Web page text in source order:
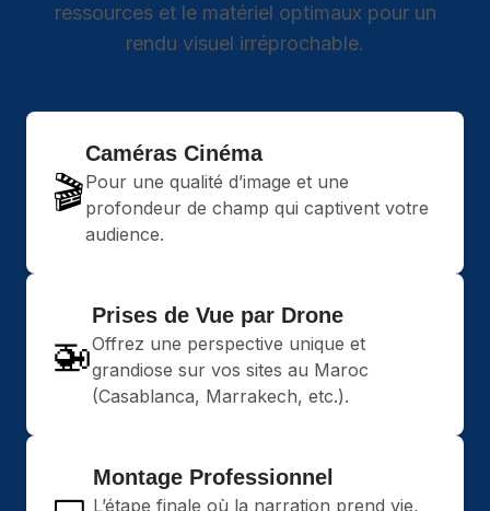
ressources et le matériel optimaux pour un
rendu visuel irréprochable.
🎬
Caméras Cinéma
Pour une qualité d’image et une
profondeur de champ qui captivent votre
audience.
🚁
Prises de Vue par Drone
Offrez une perspective unique et
grandiose sur vos sites au Maroc
(Casablanca, Marrakech, etc.).
Montage Professionnel
L’étape finale où la narration prend vie,